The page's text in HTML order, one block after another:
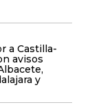
a Castilla-
avisos
y